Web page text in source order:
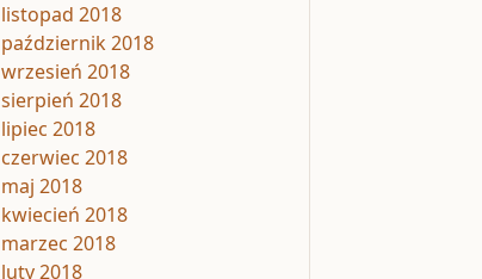
listopad 2018
październik 2018
wrzesień 2018
sierpień 2018
lipiec 2018
czerwiec 2018
maj 2018
kwiecień 2018
marzec 2018
luty 2018